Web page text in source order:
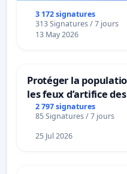
3 172 signatures
313 Signatures / 7 jours
13 May 2026
Protéger la
les feux d’artifice
2 797 signatures
85 Signatures / 7 jours
25 Jul 2026